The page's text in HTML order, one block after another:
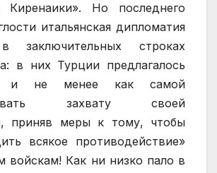
Но последнего
итальянская дипломатия
заключительных строках
в них Турции предлагалось
и не менее как самой
захвату своей
приняв меры к тому, чтобы
всякое противодействие»
войскам! Как ни низко пало в